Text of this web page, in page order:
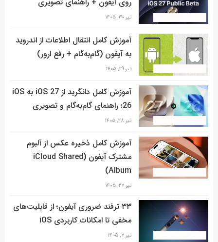
تیر ۳۰, ۱۴۰۵
آموزش کامل انتقال اطلاعات از اندروید
به آیفون (گام‌به‌گام + رفع ارور)
تیر ۲۹, ۱۴۰۵
آموزش کامل دانگرید از iOS 27 به iOS
26؛ راهنمای گام‌به‌گام و تصویری
تیر ۲۸, ۱۴۰۵
آموزش کامل ذخیره عکس از آلبوم
مشترک آیفون (iCloud Shared
Album)
تیر ۲۷, ۱۴۰۵
۳۳ ترفند ضروری آیفون؛ از قابلیت‌های
مخفی تا امکانات کاربردی iOS
تیر ۷, ۱۴۰۵